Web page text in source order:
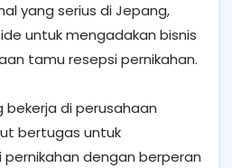
yang serius di Jepang,
untuk mengadakan bisnis
tamu resepsi pernikahan.
bekerja di perusahaan
bertugas untuk
dengan berperan